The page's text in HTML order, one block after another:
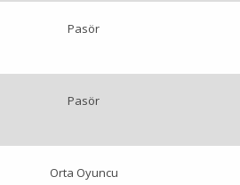
Pasör
Pasör
Orta Oyuncu